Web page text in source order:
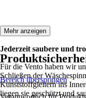
Jederzeit saubere und
Für die Vento haben wir
Schließen der
Kunststoffgleitern ins
liegen sie geschützt und
Mehr anzeigen
Bereich überspringen